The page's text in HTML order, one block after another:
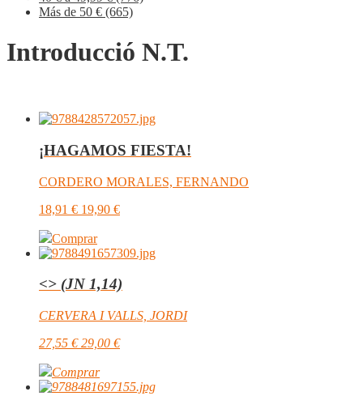
Más de 50 € (665)
Introducció N.T.
¡HAGAMOS FIESTA!
CORDERO MORALES, FERNANDO
18,91 € 19,90 €
Comprar
<> (JN 1,14)
CERVERA I VALLS, JORDI
27,55 € 29,00 €
Comprar